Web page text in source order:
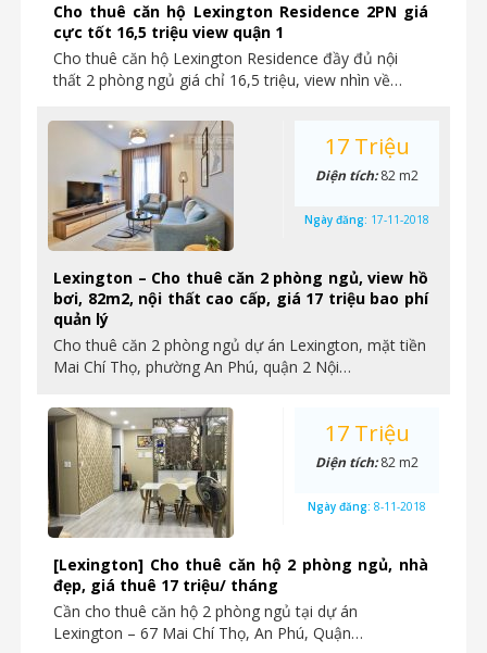
Cho thuê căn hộ Lexington Residence 2PN giá
cực tốt 16,5 triệu view quận 1
Cho thuê căn hộ Lexington Residence đầy đủ nội
thất 2 phòng ngủ giá chỉ 16,5 triệu, view nhìn về…
Lexington – Cho thuê căn 2 phòng ngủ, view hồ
bơi, 82m2, nội thất cao cấp, giá 17 triệu bao phí
quản lý
Cho thuê căn 2 phòng ngủ dự án Lexington, mặt tiền
Mai Chí Thọ, phường An Phú, quận 2 Nội…
17 Triệu
Diện tích:82 m2
Ngày đăng: 17-11-2018
[Lexington] Cho thuê căn hộ 2 phòng ngủ, nhà
đẹp, giá thuê 17 triệu/ tháng
Cần cho thuê căn hộ 2 phòng ngủ tại dự án
Lexington – 67 Mai Chí Thọ, An Phú, Quận…
17 Triệu
Diện tích:82 m2
Ngày đăng: 8-11-2018